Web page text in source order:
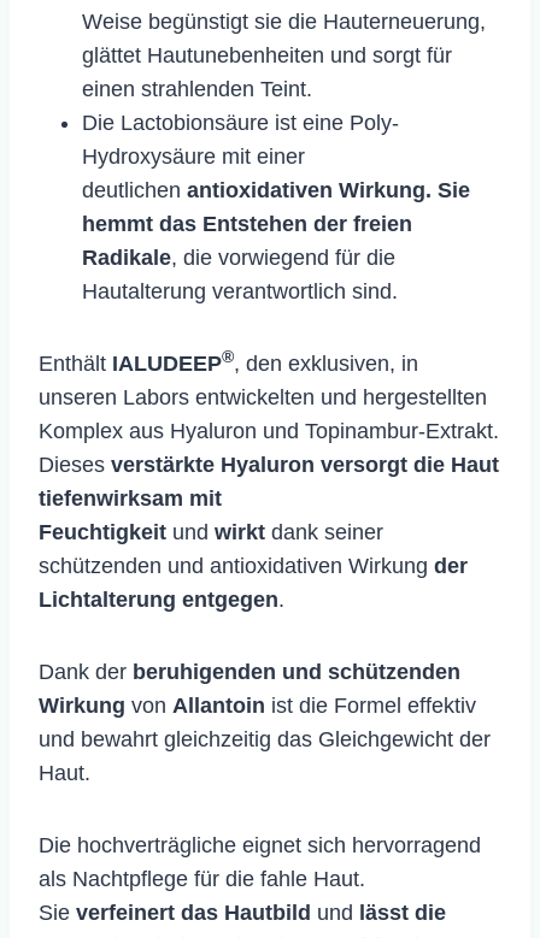
Weise begünstigt sie die Hauterneuerung,
glättet Hautunebenheiten und sorgt für
einen strahlenden Teint.
Die Lactobionsäure ist eine Poly-
Hydroxysäure mit einer
deutlichen antioxidativen Wirkung. Sie
hemmt das Entstehen der freien
Radikale, die vorwiegend für die
Hautalterung verantwortlich sind.
Enthält IALUDEEP®, den exklusiven, in
unseren Labors entwickelten und hergestellten
Komplex aus Hyaluron und Topinambur-Extrakt.
Dieses verstärkte Hyaluron versorgt die Haut
tiefenwirksam mit
Feuchtigkeit und wirkt dank seiner
schützenden und antioxidativen Wirkung der
Lichtalterung entgegen.
Dank der beruhigenden und schützenden
Wirkung von Allantoin ist die Formel effektiv
und bewahrt gleichzeitig das Gleichgewicht der
Haut.
Die hochverträgliche eignet sich hervorragend
als Nachtpflege für die fahle Haut.
Sie verfeinert das Hautbild und lässt die